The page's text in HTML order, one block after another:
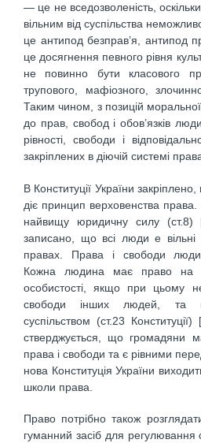
— це не вседозволеність, оскільки
вільним від суспільства
це антипод безправ’я, антипод
це досягнення певного рівня
не повинно бути класового
трупового, мафіозного,
Таким чином, з позицій
до прав, свобод і обов’язків
рівності, свободи і
закріплених в діючій системі
В Конституції України
діє принцип верховенства права.
найвищу юридичну силу (ст.8)
записано, що всі люди е вільні і
правах. Права і свободи
Кожна людина має право на
особистості, якщо при цьому
свободи інших людей, та
суспільством (ст.23
стверджується, що громадяни
права і свободи та є рівними
нова Конституція України
школи права.
Право потрібно також
гуманний засіб для регулювання